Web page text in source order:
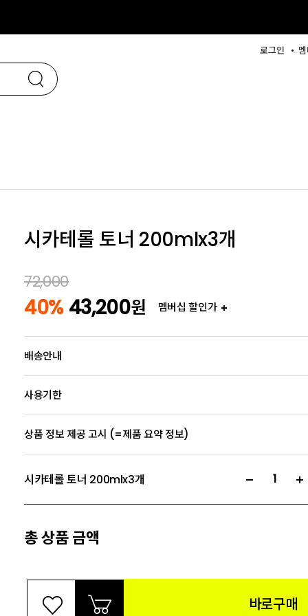
로그인
시카테롤 토너 200mlx3개
72,000
40% 43,200원 멤버십 할인가
배송안내
사용기한
상품 정보 제공 고시 (=제품 요약 정보)
시카테롤 토너 200mlx3개
총 상품 금액
바로구매